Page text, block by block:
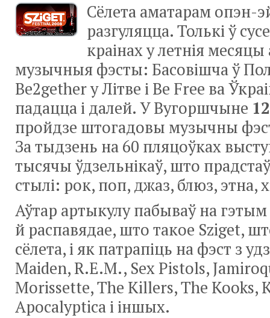
Сёлета аматарам опэн-
разгуляцца. Толькі ў
краінах у летнія
музычныя фэсты: Басовішча ў
Be2gether у Літве і Be Free ва
падацца і далей. У Вугоршчыне
пройдзе штогадовы музычны
За тыдзень на 60 пляцоўках
тысячы ўдзельнікаў, што
стылі: рок, поп, джаз, блюз, этна,
Аўтар артыкулу пабываў на
й распавядае, што такое Sziget,
сёлета, і як патрапіць на фэст з
Maiden, R.E.M., Sex Pistols,
Morissette, The Killers, The Kooks,
Apocalyptica і іншых. ­